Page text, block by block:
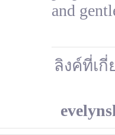
and
ลิงค์ที่เ